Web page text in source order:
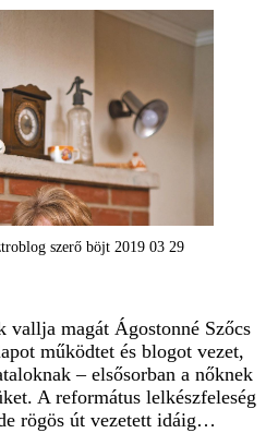
szerő böjt 2019 03 29
vallja magát Ágostonné Szőcs
működtet és blogot vezet,
– elsősorban a nőknek
A református lelkészfeleség
rögös út vezetett idáig…